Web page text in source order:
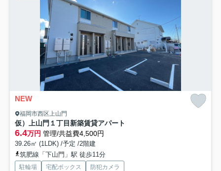
NEW
福岡市西区上山門
仮）上山門１丁目新築賃貸アパート
6.4万円 管理/共益費4,500円
39.26㎡ (1LDK) /予定 /2階建
筑肥線「下山門」駅 徒歩11分
駐輪場 宅配ボックス
防犯カメラ